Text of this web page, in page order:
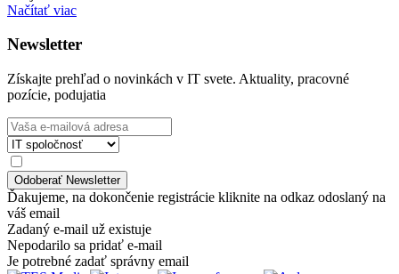
Načítať viac
Newsletter
Získajte prehľad o novinkách v IT svete. Aktuality, pracovné
pozície, podujatia
Ďakujeme, na dokončenie registrácie kliknite na odkaz odoslaný na
váš email
Zadaný e-mail už existuje
Nepodarilo sa pridať e-mail
Je potrebné zadať správny email